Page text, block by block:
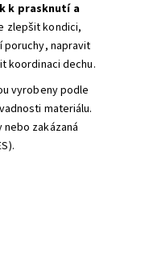
k prasknutí a
zlepšit kondici,
napravit
koordinaci dechu.
vyrobeny podle
materiálu.
zakázaná